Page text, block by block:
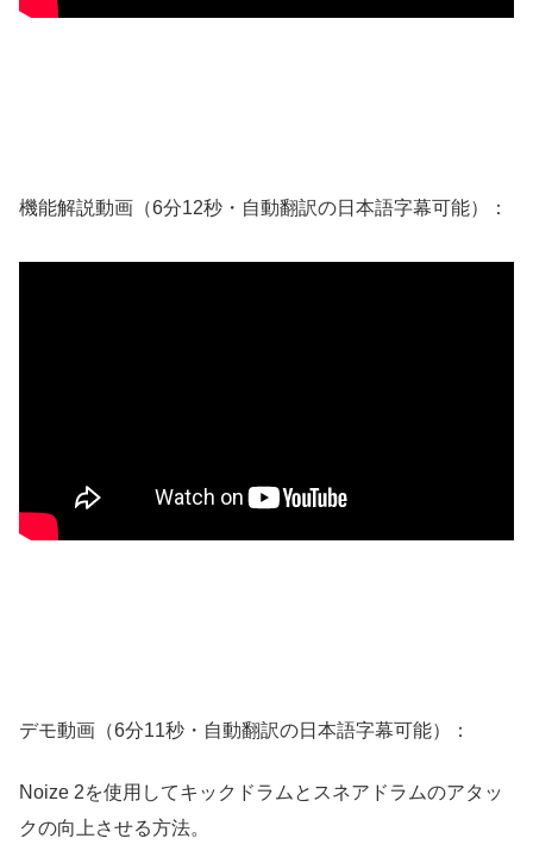
機能解説動画（6分12秒・自動翻訳の日本語字幕可能）：
デモ動画（6分11秒・自動翻訳の日本語字幕可能）：
Noize 2を使用してキックドラムとスネアドラムのアタッ
クの向上させる方法。